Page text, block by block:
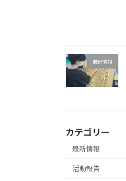
最新情報
カテゴリー
最新情報
活動報告